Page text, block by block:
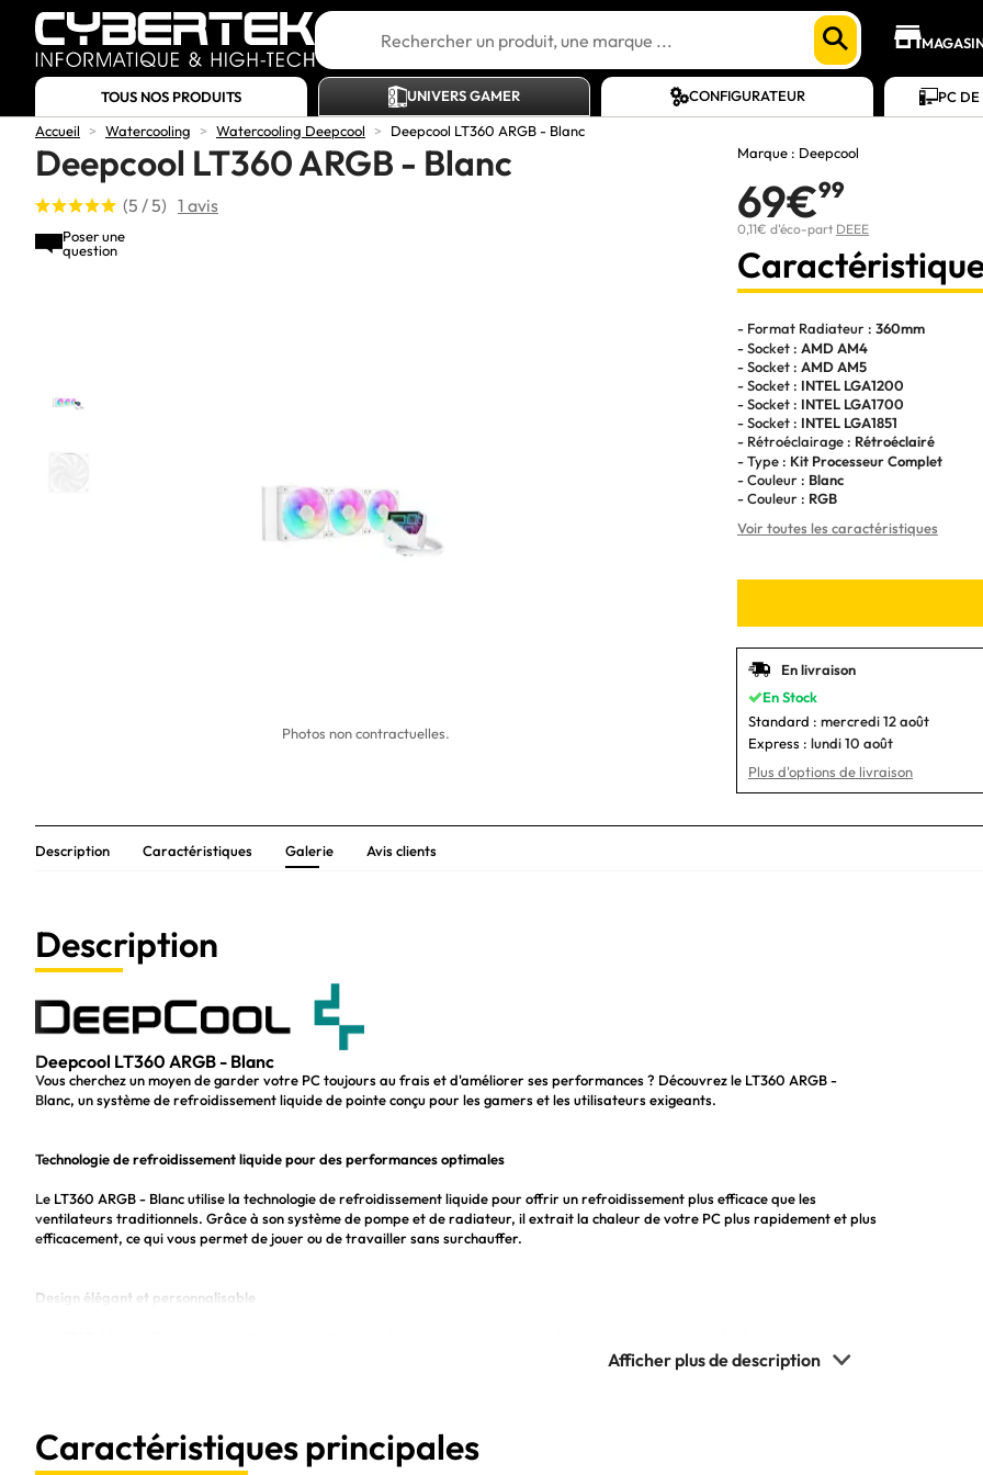
TOUS NOS PRODUITS UNIVERS GAMER CONFIGURATEUR
PC DE
Accueil
> Watercooling > Watercooling Deepcool > Deepcool LT360 ARGB - Blanc
Deepcool LT360 ARGB - Blanc
(5 / 5) 1 avis
Poser une
question
Photos non contractuelles.
Marque : Deepcool
69€99
0,11€ d'éco-part DEEE
- Format Radiateur : 360mm
- Socket : AMD AM4
- Socket : AMD AM5
- Socket : INTEL LGA1200
- Socket : INTEL LGA1700
- Socket : INTEL LGA1851
- Rétroéclairage : Rétroéclairé
- Type : Kit Processeur Complet
- Couleur : Blanc
- Couleur : RGB
Voir toutes les caractéristiques
En livraison
En Stock
Standard : mercredi 12 août
Express : lundi 10 août
Plus d'options de livraison
Description Caractéristiques Galerie Avis clients
Description
Deepcool LT360 ARGB - Blanc
Vous cherchez un moyen de garder votre PC toujours au frais et d'améliorer ses performances ? Découvrez le LT360 ARGB -
Blanc, un système de refroidissement liquide de pointe conçu pour les gamers et les utilisateurs exigeants.
Technologie de refroidissement liquide pour des performances optimales
Le LT360 ARGB - Blanc utilise la technologie de refroidissement liquide pour offrir un refroidissement plus efficace que les
ventilateurs traditionnels. Grâce à son système de pompe et de radiateur, il extrait la chaleur de votre PC plus rapidement et plus
efficacement, ce qui vous permet de jouer ou de travailler sans surchauffer.
Design élégant et personnalisable
tout, grâce à ses diodes lumineuses RGB, vous pouvez également personnaliser l'éclairage de votre système selon vos préférences.
Avec des millions de couleurs à votre disposition, vous pourrez créer une véritable ambiance gaming dans votre PC.
Installation facile et compatibilité universelle
Caractéristiques principales